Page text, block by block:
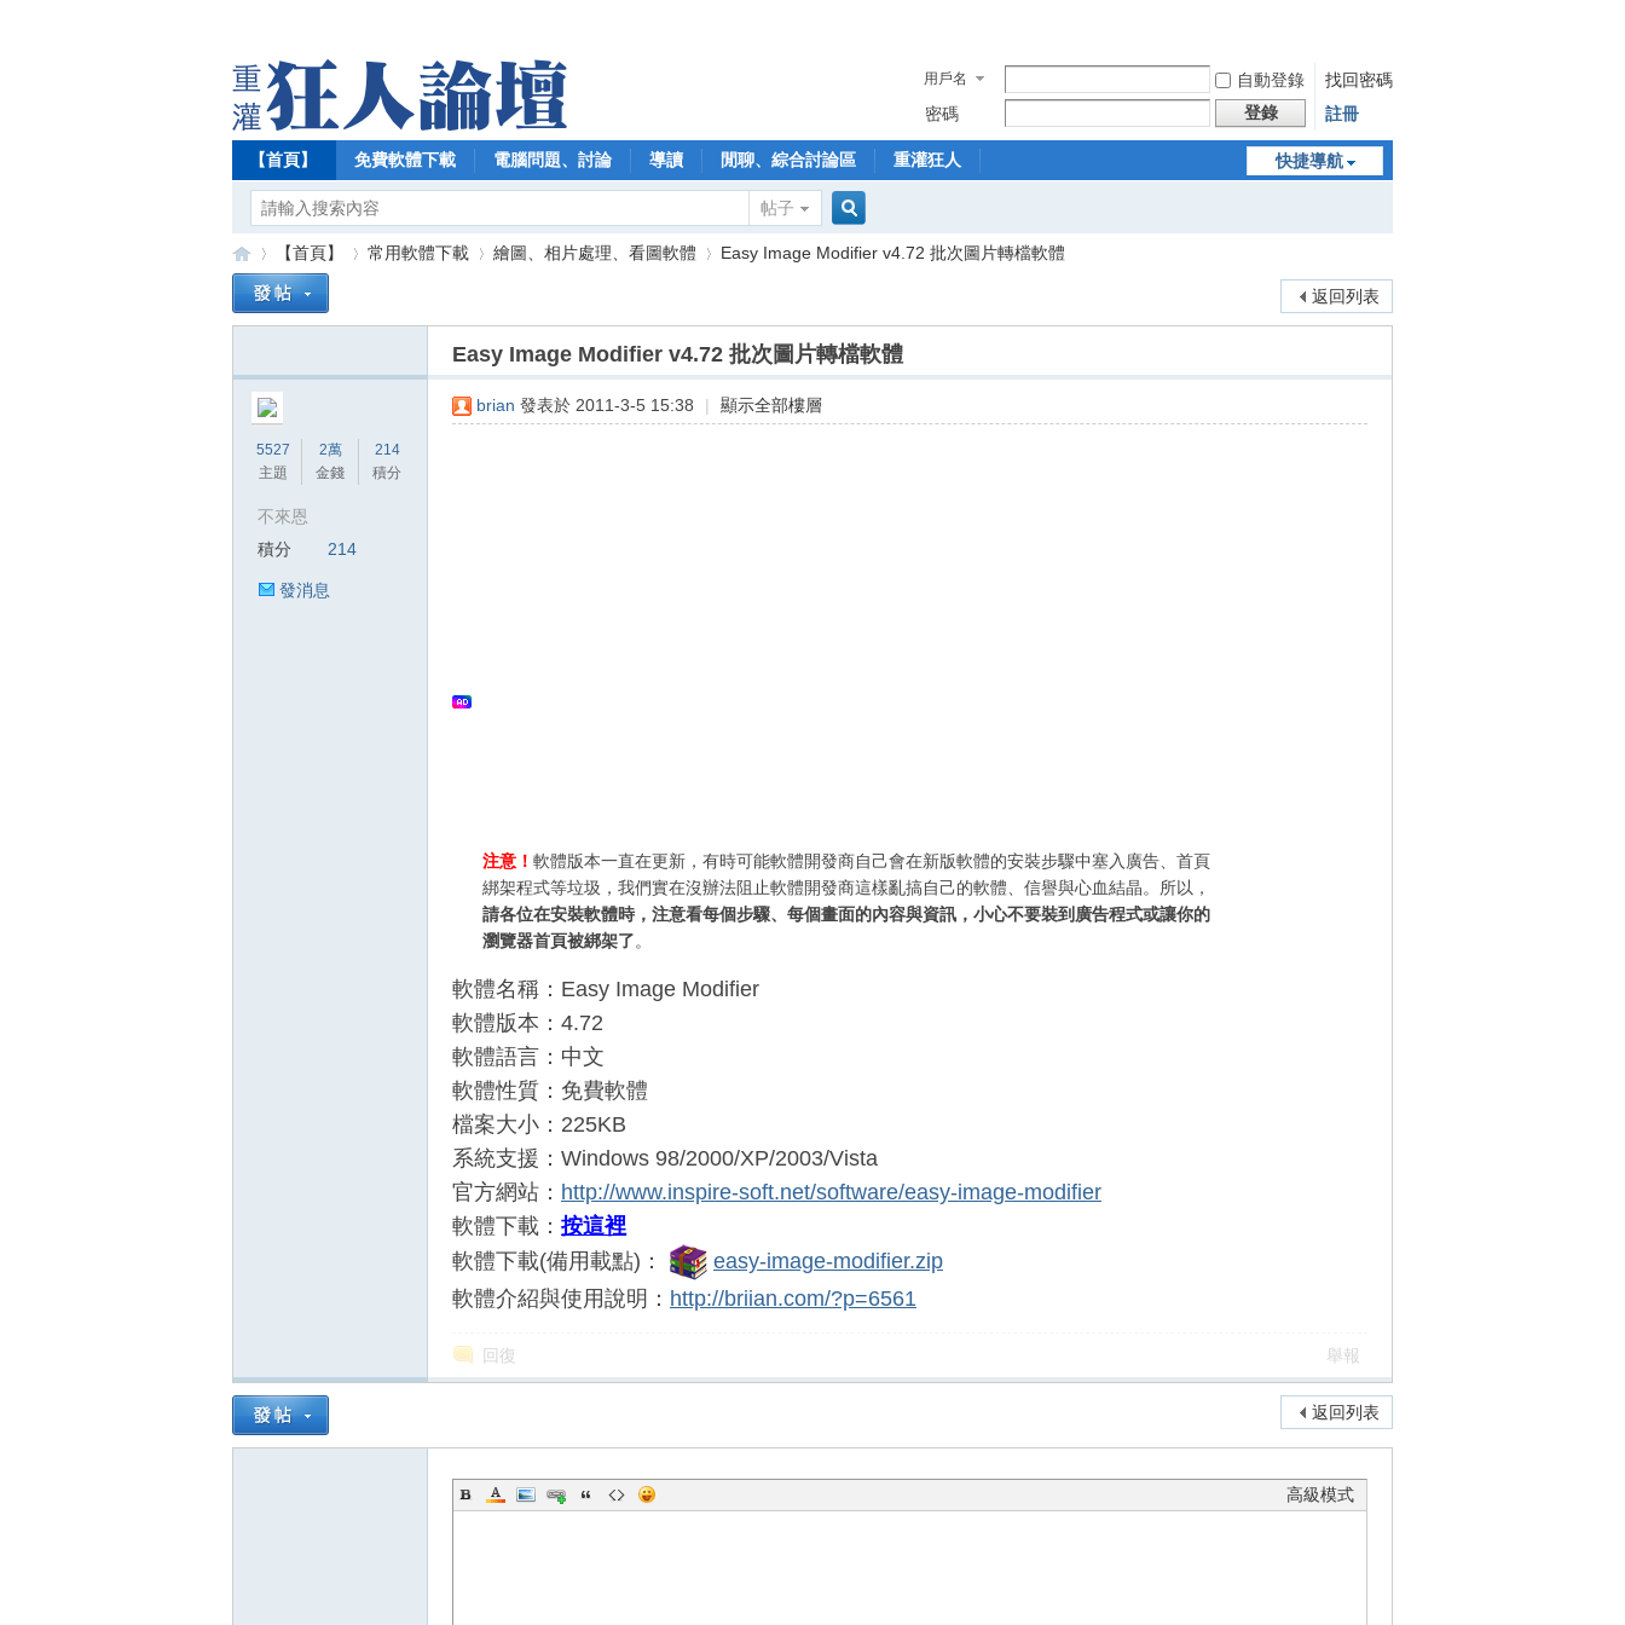
用戶名 自動登錄
找回密碼
密碼
登錄 註冊
快捷導航
【首頁】 免費軟體下載 電腦問題、討論 導讀 閒聊、綜合討論區 重灌狂人
帖子
搜
索
【首頁】 常用軟體下載
›
繪圖、相片處理、看圖軟體
›
Easy Image Modifier v4.72 批次圖片轉檔軟體
返回列表
Easy Image Modifier v4.72 批次圖片轉檔軟體
5527
主題
2萬
金錢
214
積分
不來恩
積分
214
發消息
brian 發表於 2011-3-5 15:38 | 顯示全部樓層
注意！ 軟體版本一直在更新，有時可能軟體開發商自己會在新版軟體的安裝步驟中塞入廣告、首頁
綁架程式等垃圾，我們實在沒辦法阻止軟體開發商這樣亂搞自己的軟體、信譽與心血結晶。所以，
請各位在安裝軟體時，注意看每個步驟、每個畫面的內容與資訊，小心不要裝到廣告程式或讓你的
瀏覽器首頁被綁架了。
軟體名稱：Easy Image Modifier
軟體版本：4.72
軟體語言：中文
軟體性質：免費軟體
檔案大小：225KB
系統支援：Windows 98/2000/XP/2003/Vista
官方網站： http://www.inspire-soft.net/software/easy-image-modifier
軟體下載： 按這裡
軟體下載(備用載點)：
easy-image-modifier.zip
軟體介紹與使用說明： http://briian.com/?p=6561
回復 舉報
返回列表
高級模式